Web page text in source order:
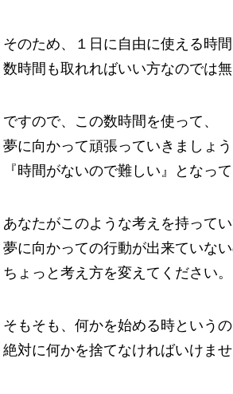
そのため、１日に自由に使える時
数時間も取れればいい方なのでは無
ですので、この数時間を使って、
夢に向かって頑張っていきましょ
『時間がないので難しい』となっ
あなたがこのような考えを持って
夢に向かっての行動が出来ていな
ちょっと考え方を変えてください。
そもそも、何かを始める時という
絶対に何かを捨てなければいけませ